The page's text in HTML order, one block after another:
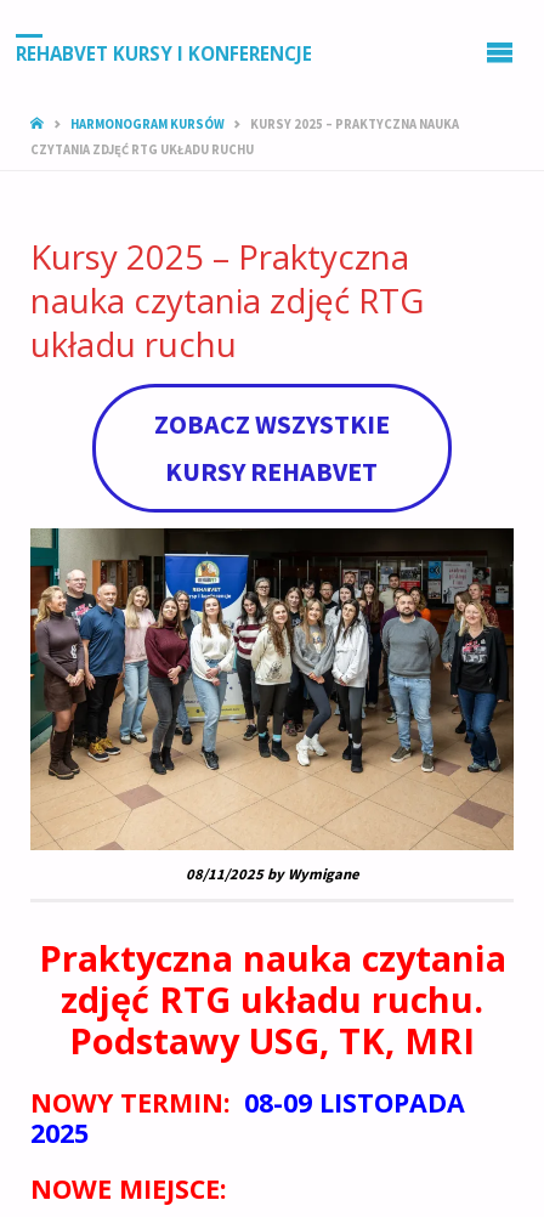
REHABVET KURSY I KONFERENCJE
STRONA
GŁÓWNA
HARMONOGRAM KURSÓW
KURSY 2025 – PRAKTYCZNA NAUKA
CZYTANIA ZDJĘĆ RTG UKŁADU RUCHU
Kursy 2025 – Praktyczna
nauka czytania zdjęć RTG
układu ruchu
ZOBACZ WSZYSTKIE
KURSY REHABVET
08/11/2025 by Wymigane
Praktyczna nauka czytania
zdjęć RTG układu ruchu.
Podstawy USG, TK, MRI
NOWY TERMIN: 08-09 LISTOPADA
2025
NOWE MIEJSCE: